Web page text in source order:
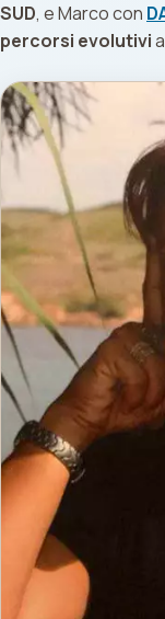
SUD, e Marco con
percorsi evolutivia